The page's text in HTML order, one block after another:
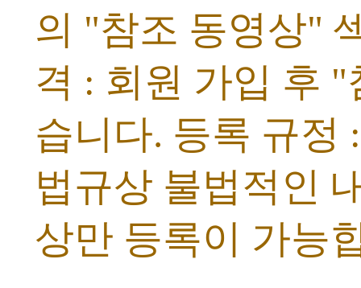
의 "참조 동영상"
격 : 회원 가입 후
습니다. 등록 규정
법규상 불법적인
상만 등록이 가능